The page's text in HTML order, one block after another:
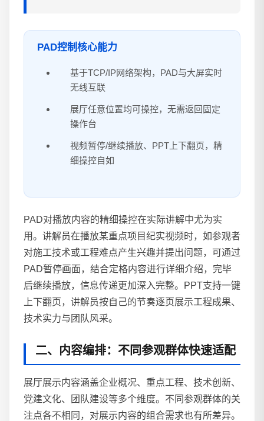
PAD控制核心能力
基于TCP/IP网络架构，PAD与大屏实时
无线互联
展厅任意位置均可操控，无需返回固定
操作台
视频暂停/继续播放、PPT上下翻页，精
细操控自如
PAD对播放内容的精细操控在实际讲解中尤为实
用。讲解员在播放某重点项目纪实视频时，如参观者
对施工技术或工程难点产生兴趣并提出问题，可通过
PAD暂停画面，结合定格内容进行详细介绍，完毕
后继续播放，信息传递更加深入完整。PPT支持一键
上下翻页，讲解员按自己的节奏逐页展示工程成果、
技术实力与团队风采。
二、内容编排：不同参观群体快速适配
展厅展示内容涵盖企业概况、重点工程、技术创新、
党建文化、团队建设等多个维度。不同参观群体的关
注点各不相同，对展示内容的组合需求也有所差异。